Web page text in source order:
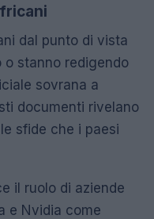
dal punto di vista
stanno redigendo
sovrana a
documenti rivelano
sfide che i paesi
il ruolo di aziende
e Nvidia come